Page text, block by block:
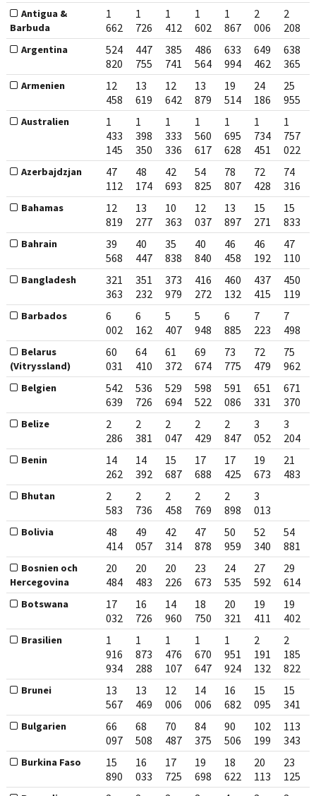
Antigua &
Barbuda
1
662
1
726
1
412
1
602
1
867
2
006
2
208
Argentina
524
820
447
755
385
741
486
564
633
994
649
462
638
365
Armenien
12
458
13
619
12
642
13
879
19
514
24
186
25
955
Australien
1
433
145
1
398
350
1
333
336
1
560
617
1
695
628
1
734
451
1
757
022
Azerbajdzjan
47
112
48
174
42
693
54
825
78
807
72
428
74
316
Bahamas
12
819
13
277
10
363
12
037
13
897
15
271
15
833
Bahrain
39
568
40
447
35
838
40
840
46
458
46
192
47
110
Bangladesh
321
363
351
232
373
979
416
272
460
132
437
415
450
119
Barbados
6
002
6
162
5
407
5
948
6
885
7
223
7
498
Belarus
(Vitryssland)
60
031
64
410
61
372
69
674
73
775
72
479
75
962
Belgien
542
639
536
726
529
694
598
522
591
086
651
331
671
370
Belize
2
286
2
381
2
047
2
429
2
847
3
052
3
204
Benin
14
262
14
392
15
687
17
688
17
425
19
673
21
483
Bhutan
2
583
2
736
2
458
2
769
2
898
3
013
Bolivia
48
414
49
057
42
314
47
878
50
959
52
340
54
881
Bosnien och
Hercegovina
20
484
20
483
20
226
23
673
24
535
27
592
29
614
Botswana
17
032
16
726
14
960
18
750
20
321
19
411
19
402
Brasilien
1
916
934
1
873
288
1
476
107
1
670
647
1
951
924
2
191
132
2
185
822
Brunei
13
567
13
469
12
006
14
006
16
682
15
095
15
341
Bulgarien
66
097
68
508
70
487
84
375
90
506
102
199
113
343
Burkina Faso
15
890
16
033
17
725
19
698
18
622
20
113
23
125